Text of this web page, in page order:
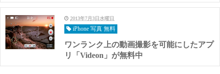
2013年7月3日水曜日
iPhone 写真 無料
ワンランク上の動画撮影を可能にしたアプ
リ「Videon」が無料中